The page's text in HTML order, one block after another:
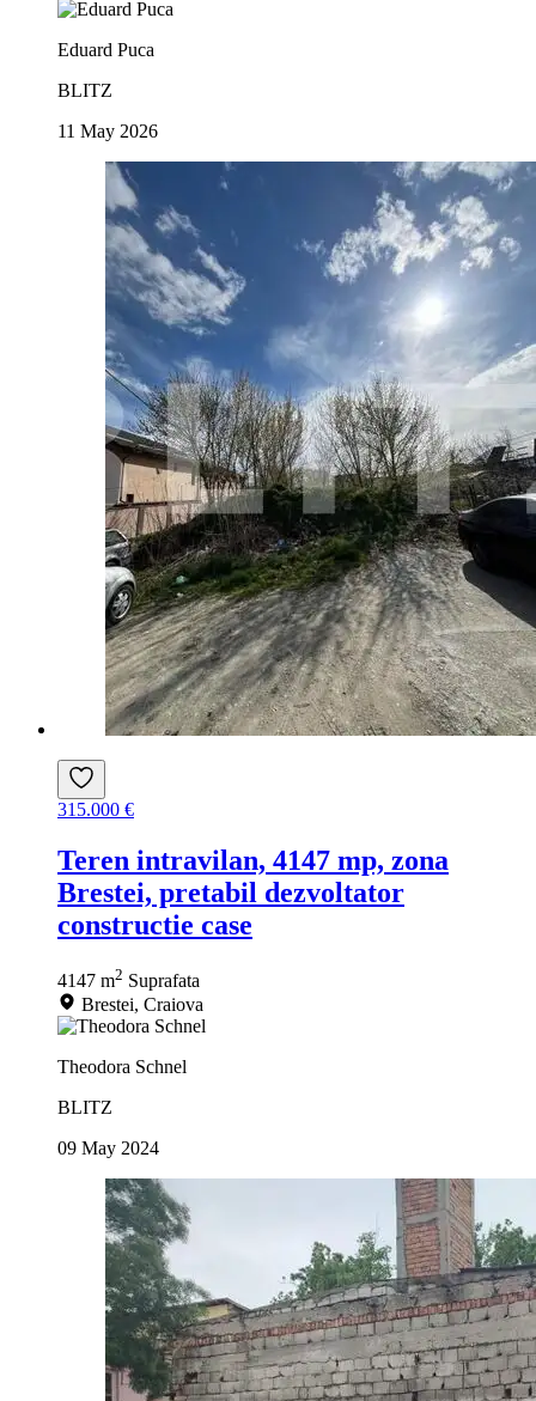
Eduard Puca
BLITZ
11 May 2026
315.000 €
Teren intravilan, 4147 mp, zona
Brestei, pretabil dezvoltator
constructie case
4147 m2 Suprafata
Brestei, Craiova
Theodora Schnel
BLITZ
09 May 2024